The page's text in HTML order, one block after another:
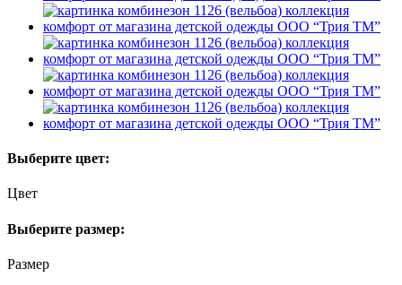
Выберите цвет:
Цвет
Выберите размер:
Размер